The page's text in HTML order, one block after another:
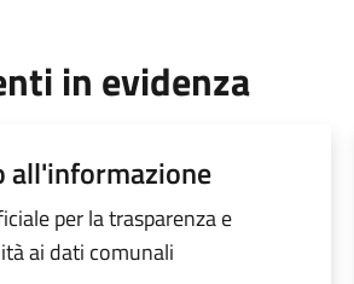
in evidenza
all'informazione
per la trasparenza e
ai dati comunali